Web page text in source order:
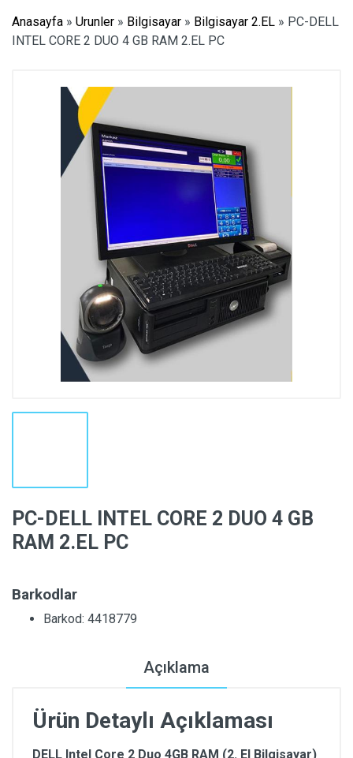
Anasayfa » Urunler » Bilgisayar » Bilgisayar 2.EL » PC-DELL
INTEL CORE 2 DUO 4 GB RAM 2.EL PC
PC-DELL INTEL CORE 2 DUO 4 GB
RAM 2.EL PC
Barkodlar
Barkod: 4418779
Açıklama
Ürün Detaylı Açıklaması
DELL Intel Core 2 Duo 4GB RAM (2. El Bilgisayar)